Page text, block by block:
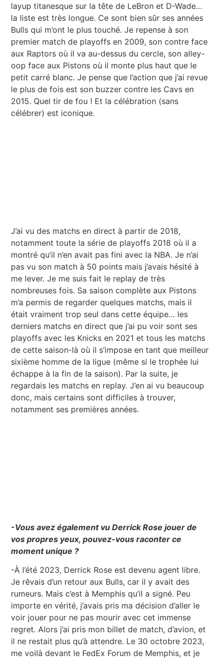
layup titanesque sur la tête de LeBron et D-Wade…
la liste est très longue. Ce sont bien sûr ses années
Bulls qui m’ont le plus touché. Je repense à son
premier match de playoffs en 2009, son contre face
aux Raptors où il va au-dessus du cercle, son alley-
oop face aux Pistons où il monte plus haut que le
petit carré blanc. Je pense que l’action que j’ai revue
le plus de fois est son buzzer contre les Cavs en
2015. Quel tir de fou ! Et la célébration (sans
célébrer) est iconique.
J’ai vu des matchs en direct à partir de 2018,
notamment toute la série de playoffs 2018 où il a
montré qu’il n’en avait pas fini avec la NBA. Je n’ai
pas vu son match à 50 points mais j’avais hésité à
me lever. Je me suis fait le replay de très
nombreuses fois. Sa saison complète aux Pistons
m’a permis de regarder quelques matchs, mais il
était vraiment trop seul dans cette équipe… les
derniers matchs en direct que j’ai pu voir sont ses
playoffs avec les Knicks en 2021 et tous les matchs
de cette saison-là où il s’impose en tant que meilleur
sixième homme de la ligue (même si le trophée lui
échappe à la fin de la saison). Par la suite, je
regardais les matchs en replay. J’en ai vu beaucoup
donc, mais certains sont difficiles à trouver,
notamment ses premières années.
-Vous avez également vu Derrick Rose jouer de
vos propres yeux, pouvez-vous raconter ce
moment unique ?
-À l’été 2023, Derrick Rose est devenu agent libre.
Je rêvais d’un retour aux Bulls, car il y avait des
rumeurs. Mais c’est à Memphis qu’il a signé. Peu
importe en vérité, j’avais pris ma décision d’aller le
voir jouer pour ne pas mourir avec cet immense
regret. Alors j’ai pris mon billet de match, d’avion, et
il ne restait plus qu’à attendre. Le 30 octobre 2023,
me voilà devant le FedEx Forum de Memphis, et je